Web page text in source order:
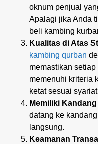
oknum penjual
Apalagi jika Anda
beli kambing
Kualitas di Atas
kambing qurban
memastikan
memenuhi kriteria
ketat sesuai syariat.
Memiliki
datang ke
langsung.
Keamanan